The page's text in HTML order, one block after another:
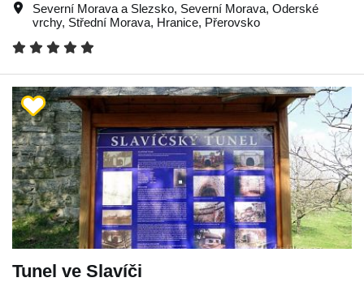
Severní Morava a Slezsko, Severní Morava, Oderské
vrchy, Střední Morava, Hranice, Přerovsko
Tunel ve Slavíči